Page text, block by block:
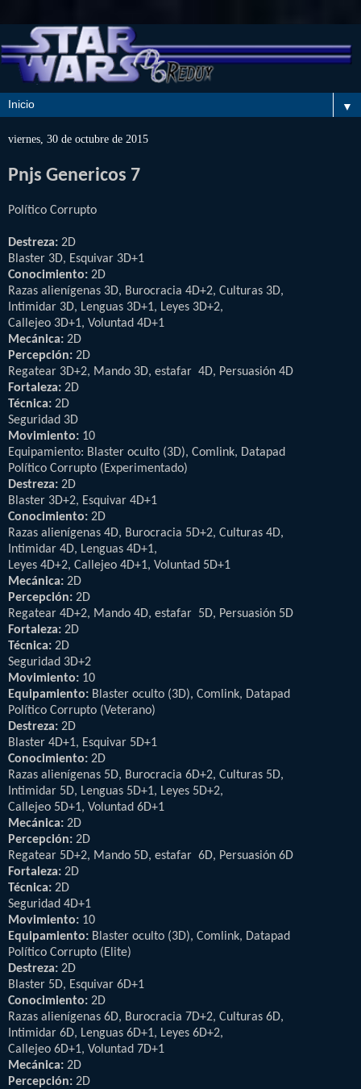
▼
viernes, 30 de octubre de 2015
Pnjs Genericos 7
Político Corrupto
Destreza: 2D
Blaster 3D, Esquivar 3D+1
Conocimiento: 2D
Razas alienígenas 3D, Burocracia 4D+2, Culturas 3D,
Intimidar 3D, Lenguas 3D+1, Leyes 3D+2,
Callejeo 3D+1, Voluntad 4D+1
Mecánica: 2D
Percepción: 2D
Regatear 3D+2, Mando 3D, estafar 4D, Persuasión 4D
Fortaleza: 2D
Técnica: 2D
Seguridad 3D
Movimiento: 10
Equipamiento: Blaster oculto (3D), Comlink, Datapad
Político Corrupto (Experimentado)
Destreza: 2D
Blaster 3D+2, Esquivar 4D+1
Conocimiento: 2D
Razas alienígenas 4D, Burocracia 5D+2, Culturas 4D,
Intimidar 4D, Lenguas 4D+1,
Leyes 4D+2, Callejeo 4D+1, Voluntad 5D+1
Mecánica: 2D
Percepción: 2D
Regatear 4D+2, Mando 4D, estafar 5D, Persuasión 5D
Fortaleza: 2D
Técnica: 2D
Seguridad 3D+2
Movimiento: 10
Equipamiento: Blaster oculto (3D), Comlink, Datapad
Político Corrupto (Veterano)
Destreza: 2D
Blaster 4D+1, Esquivar 5D+1
Conocimiento: 2D
Razas alienígenas 5D, Burocracia 6D+2, Culturas 5D,
Intimidar 5D, Lenguas 5D+1, Leyes 5D+2,
Callejeo 5D+1, Voluntad 6D+1
Mecánica: 2D
Percepción: 2D
Regatear 5D+2, Mando 5D, estafar 6D, Persuasión 6D
Fortaleza: 2D
Técnica: 2D
Seguridad 4D+1
Movimiento: 10
Equipamiento: Blaster oculto (3D), Comlink, Datapad
Político Corrupto (Elite)
Destreza: 2D
Blaster 5D, Esquivar 6D+1
Conocimiento: 2D
Razas alienígenas 6D, Burocracia 7D+2, Culturas 6D,
Intimidar 6D, Lenguas 6D+1, Leyes 6D+2,
Callejeo 6D+1, Voluntad 7D+1
Mecánica: 2D
Percepción: 2D